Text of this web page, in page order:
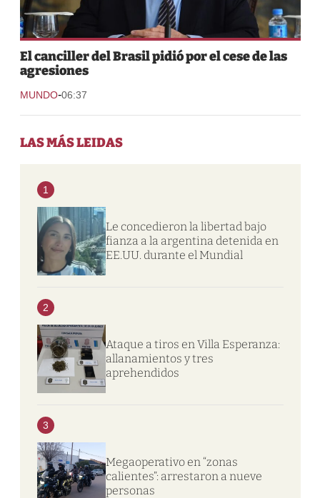
El canciller del Brasil pidió por el cese de las
agresiones
MUNDO-06:37
LAS MÁS LEIDAS
1
Le concedieron la libertad bajo
fianza a la argentina detenida en
EE.UU. durante el Mundial
2
Ataque a tiros en Villa Esperanza:
allanamientos y tres
aprehendidos
3
Megaoperativo en “zonas
calientes”: arrestaron a nueve
personas